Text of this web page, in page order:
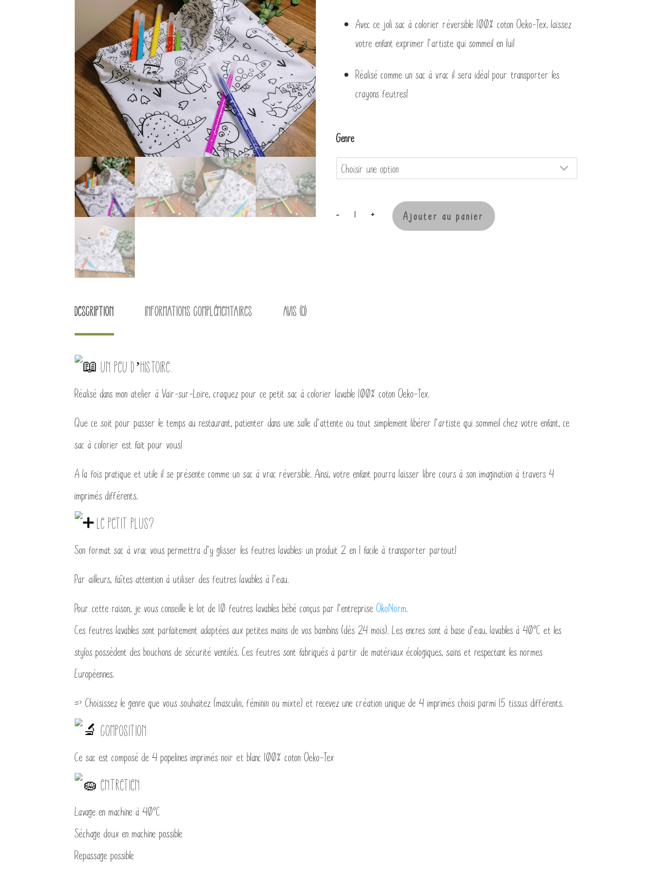
Avec ce joli sac à colorier réversible 100% coton Oeko-Tex, laissez
votre enfant exprimer l’artiste qui sommeil en lui!
Réalisé comme un sac à vrac il sera idéal pour transporter les
crayons feutres!
Genre
-quantité
+ Ajouter au panier
Description Informations complémentaires Avis (0)
Un peu d’histoire..
Réalisé dans mon atelier à Vair-sur-Loire, craquez pour ce petit sac à colorier lavable 100% coton Oeko-Tex.
Que ce soit pour passer le temps au restaurant, patienter dans une salle d’attente ou tout simplement libérer l’artiste qui sommeil chez votre enfant, ce
sac à colorier est fait pour vous!
A la fois pratique et utile il se présente comme un sac à vrac réversible. Ainsi, votre enfant pourra laisser libre cours à son imagination à travers 4
imprimés différents.
Le petit plus?
Son format sac à vrac vous permettra d’y glisser les feutres lavables: un produit 2 en 1 facile à transporter partout!
Par ailleurs, faîtes attention à utiliser des feutres lavables à l’eau.
Pour cette raison, je vous conseille le lot de 10 feutres lavables bébé conçus par l’entreprise OkoNorm.
Ces feutres lavables sont parfaitement adaptées aux petites mains de vos bambins (dès 24 mois). Les encres sont à base d’eau, lavables à 40°C et les
stylos possèdent des bouchons de sécurité ventilés. Ces feutres sont fabriqués à partir de matériaux écologiques, sains et respectant les normes
Européennes.
=> Choisissez le genre que vous souhaitez (masculin, féminin ou mixte) et recevez une création unique de 4 imprimés choisi parmi 15 tissus différents.
Composition:
Ce sac est composé de 4 popelines imprimés noir et blanc 100% coton Oeko-Tex
Entretien:
Lavage en machine à 40°C
Séchage doux en machine possible
Repassage possible